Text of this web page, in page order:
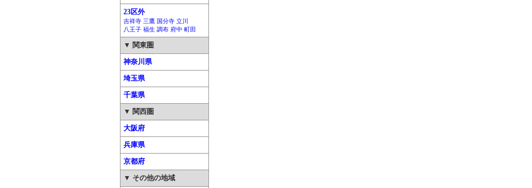
23区外
吉祥寺 三鷹 国分寺 立川
八王子 福生 調布 府中 町田
▼ 関東圏
神奈川県
埼玉県
千葉県
▼ 関西圏
大阪府
兵庫県
京都府
▼ その他の地域